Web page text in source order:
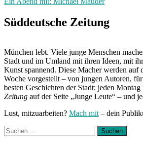
Post:
Süddeutsche Zeitung
München lebt. Viele junge Menschen
Stadt und im Umland mit ihren Ideen, mit
Kunst spannend. Diese Macher werden auf
Woche vorgestellt – von jungen Autoren,
besten Geschichten der Stadt: jeden
Zeitung auf der Seite „Junge Leute“ – und
Lust, mitzuarbeiten? Mach mit – dein
Suchen
nach: